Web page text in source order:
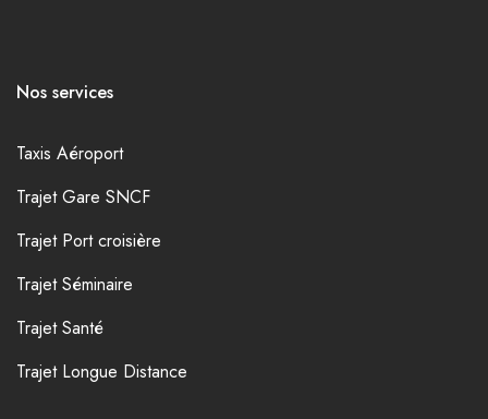
Nos services
Taxis Aéroport
Trajet Gare SNCF
Trajet Port croisière
Trajet Séminaire
Trajet Santé
Trajet Longue Distance